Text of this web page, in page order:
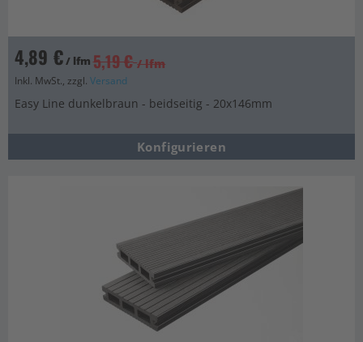
4,89 €/ lfm 5,19 € / lfm
Inkl. MwSt., zzgl. Versand
Easy Line dunkelbraun - beidseitig - 20x146mm
Konfigurieren